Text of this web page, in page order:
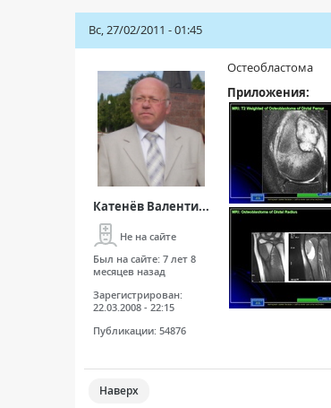
Вс, 27/02/2011 - 01:45
Катенёв Валенти...
Не на сайте
Был на сайте: 7 лет 8
месяцев назад
Зарегистрирован:
22.03.2008 - 22:15
Публикации: 54876
Остеобластома
Приложения:
Наверх